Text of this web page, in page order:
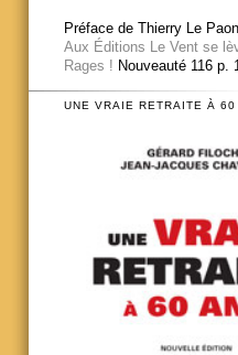
Préface de Thierry Le Paon
Aux Éditions Le Vent se
Rages ! Nouveauté 116 p.
UNE VRAIE RETRAITE À 60